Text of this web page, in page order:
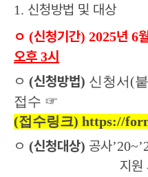
1. 신청방법 및 대상
ㅇ (신청기간) 2025년 6
오후 3시
ㅇ (신청방법) 신청서(
접수 ☞
(접수링크) https://
ㅇ (신청대상) 공사
지원